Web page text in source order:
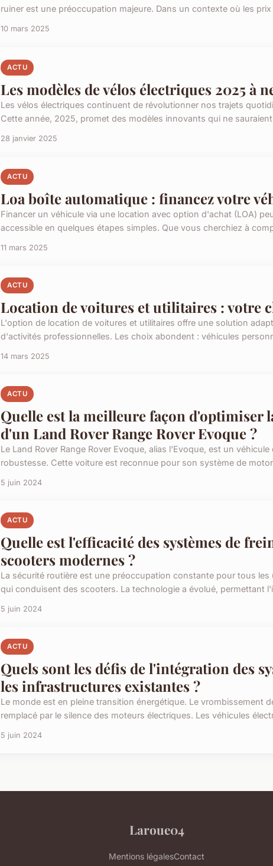
ruiner est une préoccupation majeure. Dans un contexte où les
10 mars 2025
ACTU
Les modèles de vélos électriques 2025 à
Les vélos électriques continuent de révolutionner nos trajets
Cette année, 2025, promet des modèles innovants qui ne
28 janvier 2025
ACTU
Loa boîte automatique : financez votre
Financer un véhicule via une location avec option d'achat (LOA)
accessible en quelques étapes simples. Que vous cherchiez à
11 mars 2025
ACTU
Location de voitures et utilitaires : votre
L'option de location de voitures et utilitaires offre une solution
d'activités professionnelles. Les choix abondent : véhicules
14 mars 2025
ACTU
Quelle est la meilleure façon d'optimiser
d'un Land Rover Range Rover Evoque ?
Le Land Rover Range Rover Evoque, alias l'Evoque, est un
robustesse. Cette voiture est reconnue pour son système de
5 juin 2024
ACTU
Quelle est l'efficacité des systèmes de
scooters modernes ?
La sécurité routière est une préoccupation constante pour tous
qui conduisent des scooters. La technologie a évolué, permettant
5 juin 2024
ACTU
Quels sont les défis de l'intégration des
les infrastructures existantes ?
Le monde est en pleine transition énergétique. Le vrombissement
remplacé par le silence des moteurs électriques. Les véhicules
5 juin 2024
Laroue04
Mentions légalesContact